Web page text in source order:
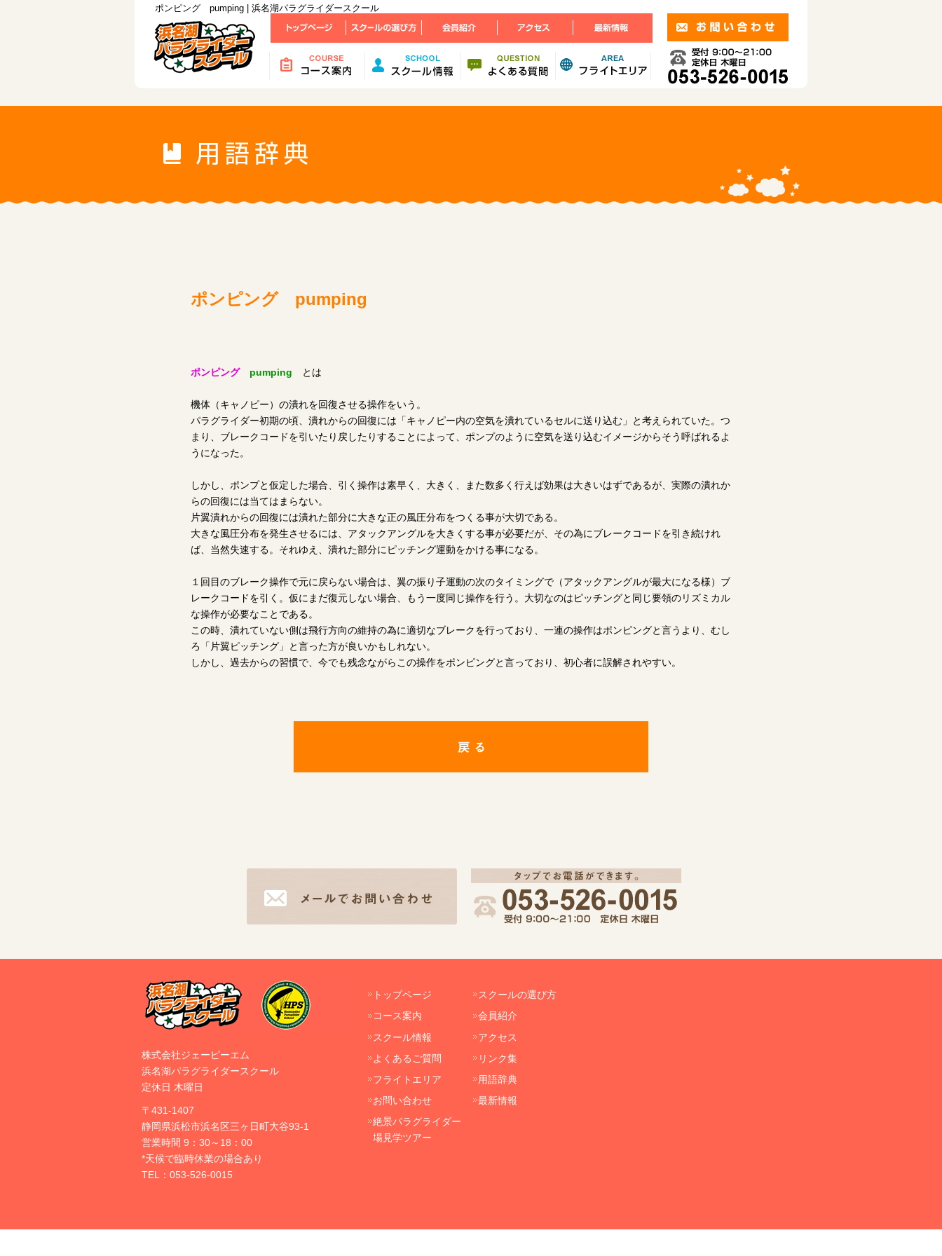
ポンピング pumping | 浜名湖パラグライダースクール
ポンピング pumping
ポンピング pumping とは
機体（キャノピー）の潰れを回復させる操作をいう。
パラグライダー初期の頃、潰れからの回復には「キャノピー内の空気を潰れているセルに送り込む」と考えられていた。つ
まり、ブレークコードを引いたり戻したりすることによって、ポンプのように空気を送り込むイメージからそう呼ばれるよ
うになった。
しかし、ポンプと仮定した場合、引く操作は素早く、大きく、また数多く行えば効果は大きいはずであるが、実際の潰れか
らの回復には当てはまらない。
片翼潰れからの回復には潰れた部分に大きな正の風圧分布をつくる事が大切である。
大きな風圧分布を発生させるには、アタックアングルを大きくする事が必要だが、その為にブレークコードを引き続けれ
ば、当然失速する。それゆえ、潰れた部分にピッチング運動をかける事になる。
１回目のブレーク操作で元に戻らない場合は、翼の振り子運動の次のタイミングで（アタックアングルが最大になる様）ブ
レークコードを引く。仮にまだ復元しない場合、もう一度同じ操作を行う。大切なのはピッチングと同じ要領のリズミカル
な操作が必要なことである。
この時、潰れていない側は飛行方向の維持の為に適切なブレークを行っており、一連の操作はポンピングと言うより、むし
ろ「片翼ピッチング」と言った方が良いかもしれない。
しかし、過去からの習慣で、今でも残念ながらこの操作をポンピングと言っており、初心者に誤解されやすい。
トップページ
コース案内
スクール情報
よくあるご質問
フライトエリア
お問い合わせ
絶景パラグライダー
場見学ツアー
スクールの選び方
会員紹介
アクセス
リンク集
用語辞典
最新情報
株式会社ジェーピーエム
浜名湖パラグライダースクール
定休日 木曜日
〒431-1407
静岡県浜松市浜名区三ヶ日町大谷93-1
営業時間 9：30～18：00
*天候で臨時休業の場合あり
TEL： 053-526-0015